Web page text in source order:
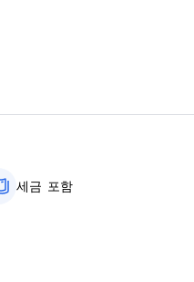
세금 포함